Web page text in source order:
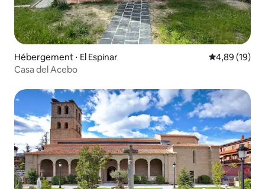
Hébergement ⋅ El Espinar Évaluation
4,89 (19)
Casa del Acebo